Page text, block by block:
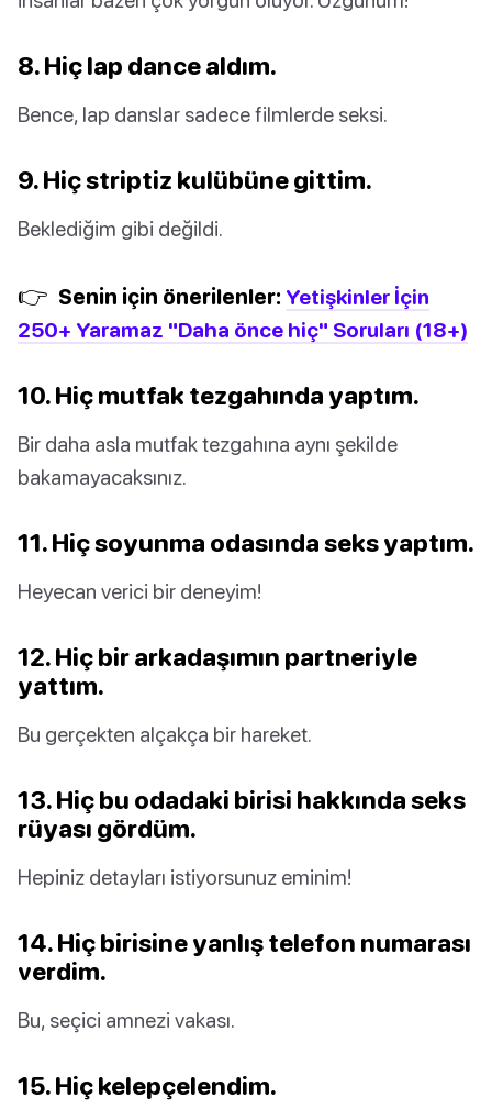
8. Hiç lap dance aldım.
Bence, lap danslar sadece filmlerde seksi.
9. Hiç striptiz kulübüne gittim.
Beklediğim gibi değildi.
👉 Senin için önerilenler: Yetişkinler İçin
250+ Yaramaz "Daha önce hiç" Soruları (18+)
10. Hiç mutfak tezgahında yaptım.
Bir daha asla mutfak tezgahına aynı şekilde
bakamayacaksınız.
11. Hiç soyunma odasında seks yaptım.
Heyecan verici bir deneyim!
12. Hiç bir arkadaşımın partneriyle
yattım.
Bu gerçekten alçakça bir hareket.
13. Hiç bu odadaki birisi hakkında seks
rüyası gördüm.
Hepiniz detayları istiyorsunuz eminim!
14. Hiç birisine yanlış telefon numarası
verdim.
Bu, seçici amnezi vakası.
15. Hiç kelepçelendim.